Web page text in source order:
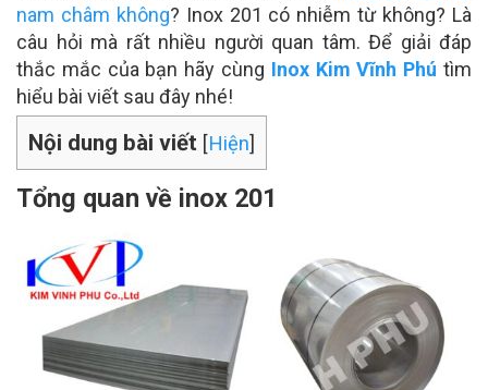
nam châm không? Inox 201 có nhiễm từ không? Là
câu hỏi mà rất nhiều người quan tâm. Để giải đáp
thắc mắc của bạn hãy cùng Inox Kim Vĩnh Phú tìm
hiểu bài viết sau đây nhé!
Nội dung bài viết [Hiện]
Tổng quan về inox 201